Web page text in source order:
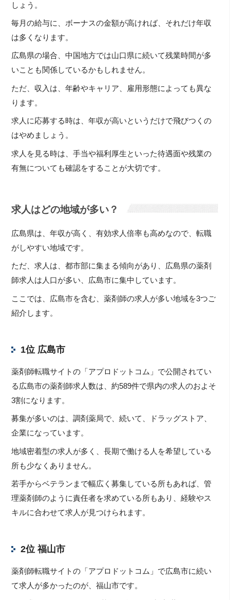
しょう。
毎月の給与に、ボーナスの金額が高ければ、それだけ年収
は多くなります。
広島県の場合、中国地方では山口県に続いて残業時間が多
いことも関係しているかもしれません。
ただ、収入は、年齢やキャリア、雇用形態によっても異な
ります。
求人に応募する時は、年収が高いというだけで飛びつくの
はやめましょう。
求人を見る時は、手当や福利厚生といった待遇面や残業の
有無についても確認をすることが大切です。
求人はどの地域が多い？
広島県は、年収が高く、有効求人倍率も高めなので、転職
がしやすい地域です。
ただ、求人は、都市部に集まる傾向があり、広島県の薬剤
師求人は人口が多い、広島市に集中しています。
ここでは、広島市を含む、薬剤師の求人が多い地域を3つご
紹介します。
1位 広島市
薬剤師転職サイトの「アプロドットコム」で公開されてい
る広島市の薬剤師求人数は、約589件で県内の求人のおよそ
3割になります。
募集が多いのは、調剤薬局で、続いて、ドラッグストア、
企業になっています。
地域密着型の求人が多く、長期で働ける人を希望している
所も少なくありません。
若手からベテランまで幅広く募集している所もあれば、管
理薬剤師のように責任者を求めている所もあり、経験やス
キルに合わせて求人が見つけられます。
2位 福山市
薬剤師転職サイトの「アプロドットコム」で広島市に続い
て求人が多かったのが、福山市です。